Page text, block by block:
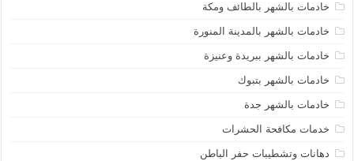
خادمات بالشهر بالطائف ومكة
خادمات بالشهر بالمدينة المنورة
خادمات بالشهر ببريدة وعنيزة
خادمات بالشهر بتبوك
خادمات بالشهر جدة
خدمات مكافحة الحشرات
دهانات وتشطيبات حفر الباطن